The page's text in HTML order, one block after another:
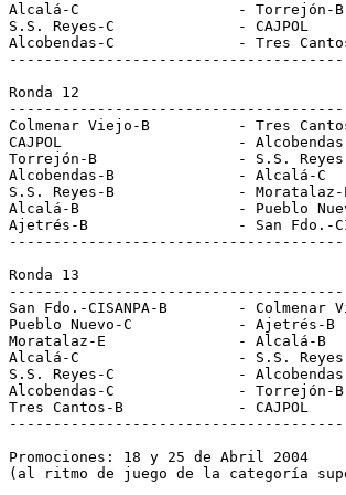
Alcalá-C                  -
S.S. Reyes-C              -
Alcobendas-C              - Tres
Ronda 12
Colmenar Viejo-B          - Tres
CAJPOL                    -
Torrejón-B                - S.S.
Alcobendas-B              - Alcalá-
S.S. Reyes-B              -
Alcalá-B                  - Pueblo
Ajetrés-B                 - San Fdo.-
Ronda 13
San Fdo.-CISANPA-B        -
Pueblo Nuevo-C            -
Moratalaz-E               - Alcalá-
Alcalá-C                  - S.S.
S.S. Reyes-C              -
Alcobendas-C              -
Tres Cantos-B             -
Promociones: 18 y 25 de Abril 2004
(al ritmo de juego de la categoría